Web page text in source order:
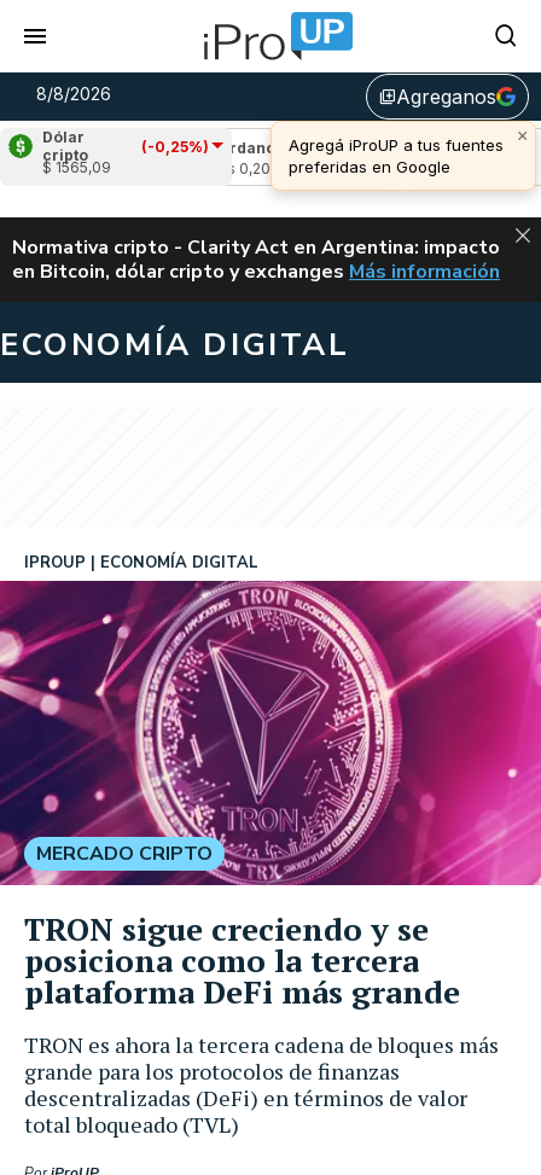
8/8/2026 library_addAgreganos
×
Agregá iProUP a tus fuentes
preferidas en Google
Dólar
cripto
(-0,25%)
$ 1565,09
Cardano (0,73%)
u$s 0,20
Avalanche
u$s 6,53
ALERTA
Normativa cripto - Clarity Act en Argentina: impacto
en Bitcoin, dólar cripto y exchanges CLARITY ACT EN
Más información
ECONOMÍA DIGITAL
TRON es ahora la tercera cadena de bloques más
grande para los protocolos de finanzas
descentralizadas (DeFi) en términos de valor
total bloqueado (TVL)
IPROUP ECONOMÍA DIGITAL
MERCADO CRIPTO
TRON sigue creciendo y se
posiciona como la tercera
plataforma DeFi más grande